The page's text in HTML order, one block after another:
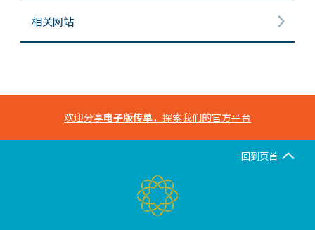
相关网站
欢迎分享电子版传单，探索我们的官方平台
回到页首